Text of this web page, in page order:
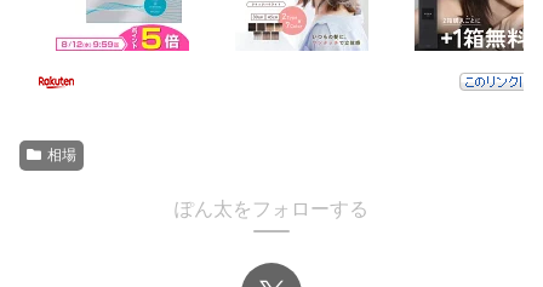
相場
ぽん太をフォローする